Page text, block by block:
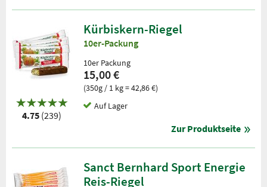
4.75 (239)
Kürbiskern-Riegel
10er-Packung
10er Packung
15,00 €
(350g / 1 kg = 42,86 €)
Auf Lager
Zur Produktseite
Sanct Bernhard Sport Energie
Reis-Riegel